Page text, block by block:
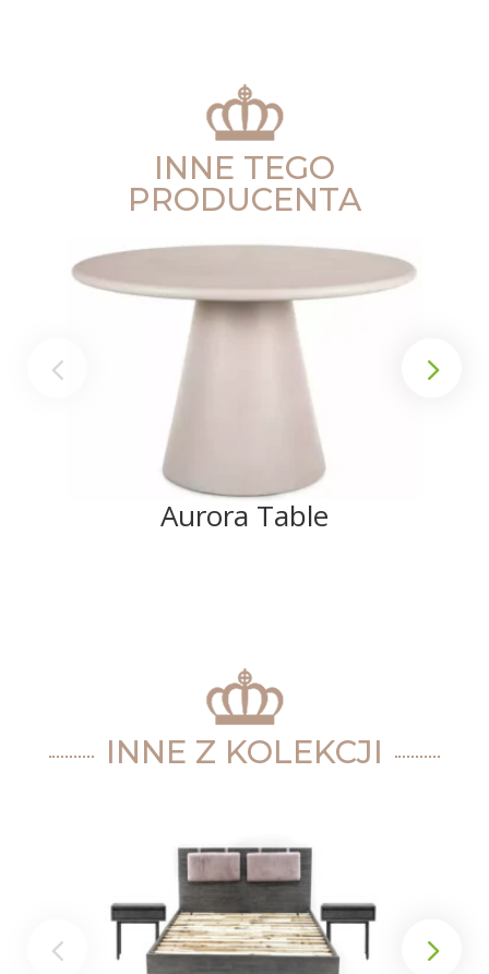
INNE TEGO
PRODUCENTA
Aurora Table
INNE Z KOLEKCJI